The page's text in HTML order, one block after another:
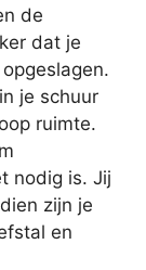
de
dat je
je schuur
ruimte.
nodig is. Jij
zijn je
en